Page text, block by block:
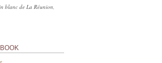
blanc de La Réunion,